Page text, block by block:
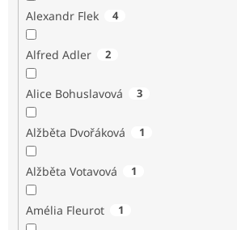
Alexandr Flek 4
Alfred Adler 2
Alice Bohuslavová 3
Alžběta Dvořáková 1
Alžběta Votavová 1
Amélia Fleurot 1